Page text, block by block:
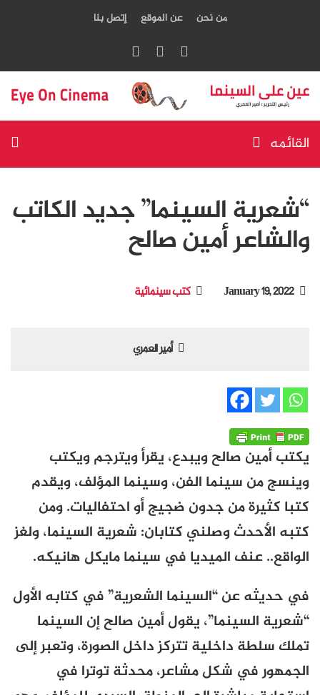
من نحن عن الموقع إتصل بنا
القائمه
“شعرية السينما” جديد الكاتب
والشاعر أمين صالح
January 19, 2022 كتب سينمائية
أمير العمري
يكتب أمين صالح ويبدع، يقرأ ويترجم ويكتب
وينسج من سينما الفن، وسينما المؤلف، ويقدم
كتبا كثيرة من جدون ضجيج أو احتفاليات. ومن
كتبه الأحدث وصلني كتابان: شعرية السينما، ولغز
الواقع.. عنف الميديا في سينما مايكل هانيكه.
في حديثه عن “السينما الشعرية” في كتابه الأول
“شعرية السينما”، يقول أمين صالح إن السينما
تملك سلطة داخلية تتركز داخل الصورة، وتعبر إلى
الجمهور في شكل مشاعر، محدثة توترا في